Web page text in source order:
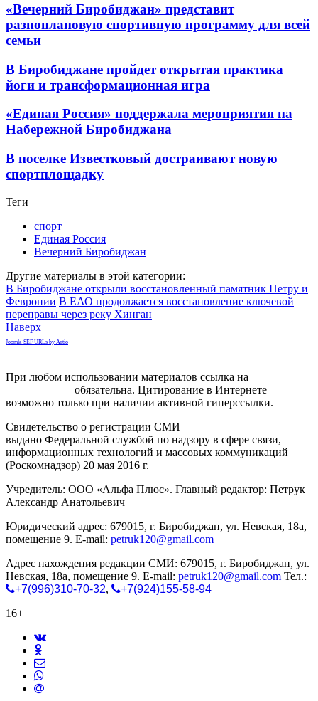
«Вечерний Биробиджан» представит
разноплановую спортивную программу для всей
семьи
В Биробиджане пройдет открытая практика
йоги и трансформационная игра
«Единая Россия» поддержала мероприятия на
Набережной Биробиджана
В поселке Известковый достраивают новую
спортплощадку
Теги
спорт
Единая Россия
Вечерний Биробиджан
Другие материалы в этой категории:
В Биробиджане открыли восстановленный памятник Петру и
Февронии В ЕАО продолжается восстановление ключевой
переправы через реку Хинган
Наверх
Joomla SEF URLs by Artio
При любом использовании материалов ссылка на
обязательна. Цитирование в Интернете
возможно только при наличии активной гиперссылки.
Свидетельство о регистрации СМИ
выдано Федеральной службой по надзору в сфере связи,
информационных технологий и массовых коммуникаций
(Роскомнадзор) 20 мая 2016 г.
Учредитель: ООО «Альфа Плюс». Главный редактор: Петрук
Александр Анатольевич
Юридический адрес: 679015, г. Биробиджан, ул. Невская, 18а,
помещение 9. E-mail: petruk120@gmail.com
Адрес нахождения редакции СМИ: 679015, г. Биробиджан, ул.
Невская, 18а, помещение 9. E-mail: petruk120@gmail.com Тел.:
+7(996)310-70-32,
+7(924)155-58-94
16+